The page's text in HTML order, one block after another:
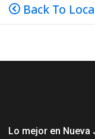
Back To
Lo mejor en Nueva